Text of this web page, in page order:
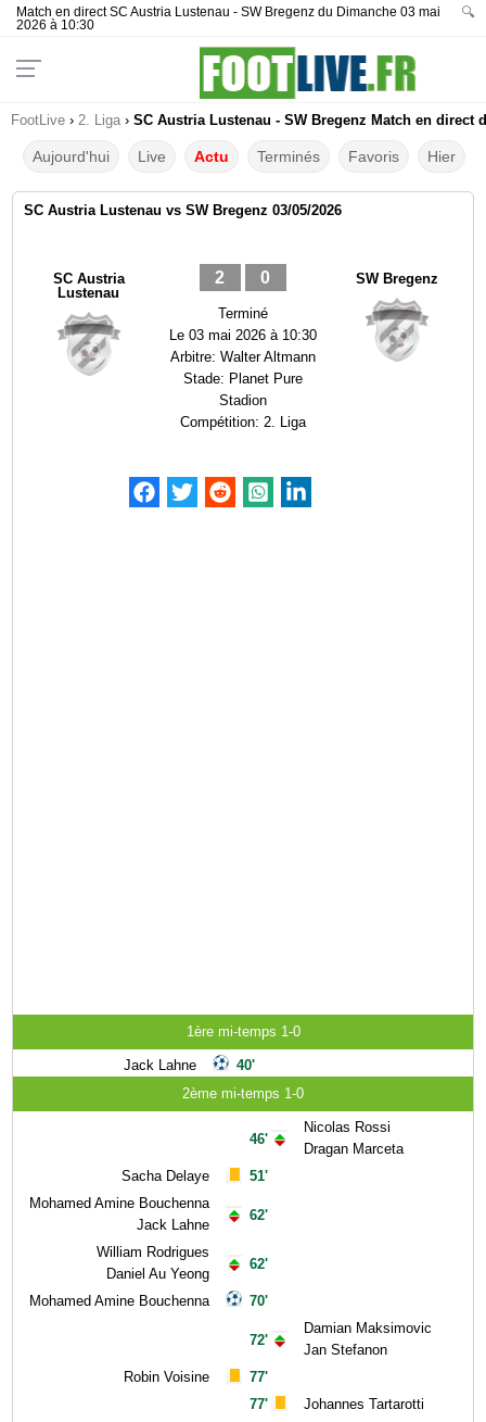
Match en direct SC Austria Lustenau - SW Bregenz du Dimanche 03 mai
2026 à 10:30
🔍
FootLive › 2. Liga › SC Austria Lustenau - SW Bregenz Match en direct
Aujourd'hui Live Actu Terminés Favoris Hier
SC Austria Lustenau vs SW Bregenz 03/05/2026
SC Austria
Lustenau
2 0
Terminé
Le 03 mai 2026 à 10:30
Arbitre: Walter Altmann
Stade: Planet Pure
Stadion
Compétition: 2. Liga
SW Bregenz
1ère mi-temps 1-0
Jack Lahne
40'
2ème mi-temps 1-0
Sacha Delaye
Mohamed Amine Bouchenna
Jack Lahne
William Rodrigues
Daniel Au Yeong
Mohamed Amine Bouchenna
Robin Voisine
46'
51'
62'
62'
70'
72'
77'
77'
Nicolas Rossi
Dragan Marceta
Damian Maksimovic
Jan Stefanon
Johannes Tartarotti